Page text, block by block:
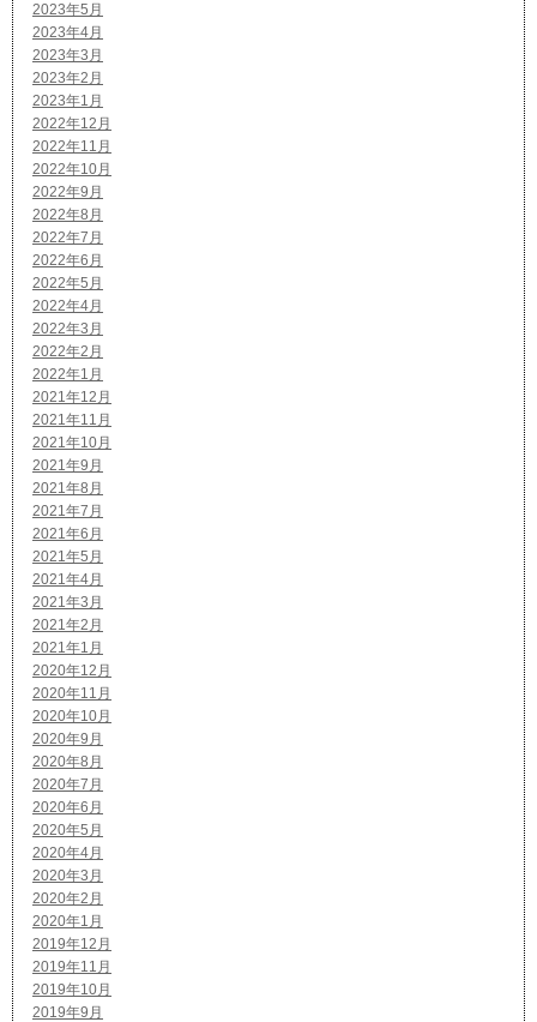
2023年5月
2023年4月
2023年3月
2023年2月
2023年1月
2022年12月
2022年11月
2022年10月
2022年9月
2022年8月
2022年7月
2022年6月
2022年5月
2022年4月
2022年3月
2022年2月
2022年1月
2021年12月
2021年11月
2021年10月
2021年9月
2021年8月
2021年7月
2021年6月
2021年5月
2021年4月
2021年3月
2021年2月
2021年1月
2020年12月
2020年11月
2020年10月
2020年9月
2020年8月
2020年7月
2020年6月
2020年5月
2020年4月
2020年3月
2020年2月
2020年1月
2019年12月
2019年11月
2019年10月
2019年9月